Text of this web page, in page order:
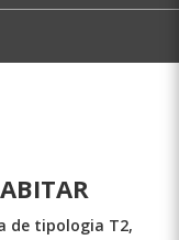
de tipologia T2,